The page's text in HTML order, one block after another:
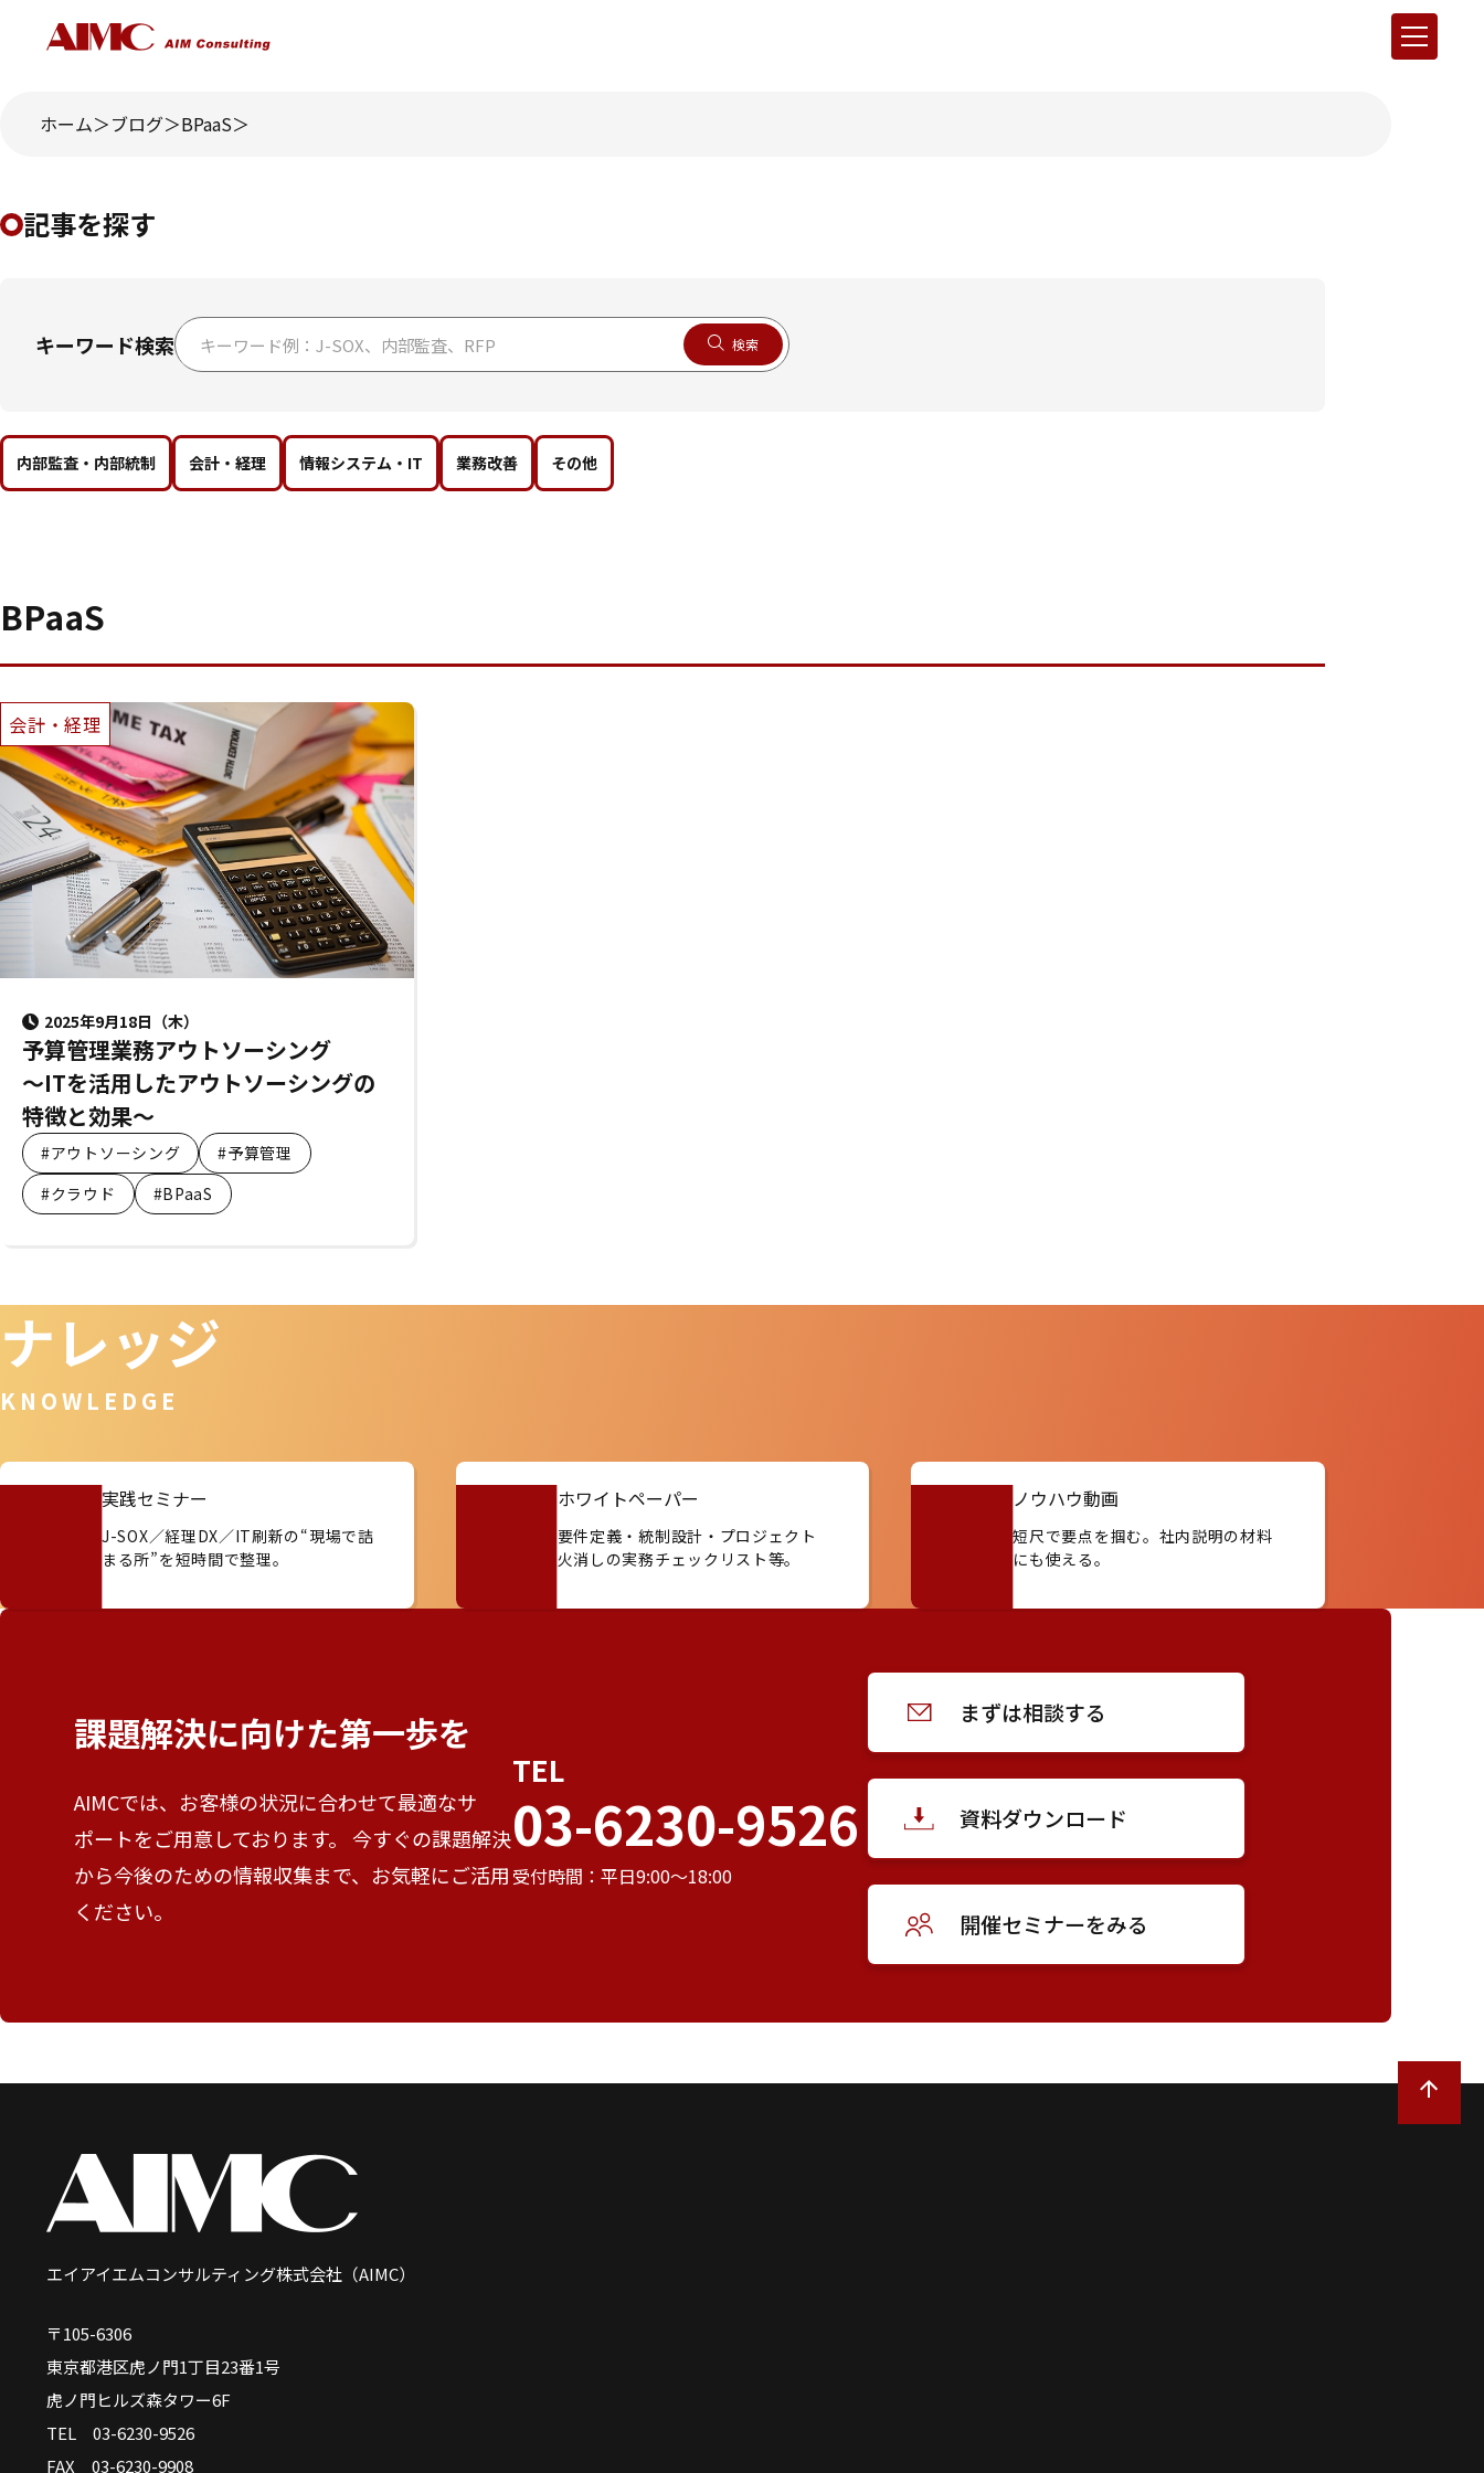
ホーム ブログ BPaaS
記事を探す
キーワード検索 検索
内部監査・内部統制 会計・経理 情報システム・IT 業務改善 その他
BPaaS
2025年9月18日（木）
予算管理業務アウトソーシング
～ITを活用したアウトソーシングの
特徴と効果～
会計・経理
#アウトソーシング
#予算管理
#クラウド
#BPaaS
ナレッジ
KNOWLEDGE
実践セミナー
J-SOX／経理DX／IT刷新の“現場で詰
まる所”を短時間で整理。
ホワイトペーパー
要件定義・統制設計・プロジェクト
火消しの実務チェックリスト等。
ノウハウ動画
短尺で要点を掴む。社内説明の材料
にも使える。
課題解決に向けた第一歩を
AIMCでは、お客様の状況に合わせて最適なサ
ポートをご用意しております。 今すぐの課題解決
から今後のための情報収集まで、お気軽にご活用
ください。
TEL
03-6230-9526
受付時間：平日9:00～18:00
まずは相談する
資料ダウンロード
開催セミナーをみる
エイアイエムコンサルティング株式会社（AIMC）
〒105-6306
東京都港区虎ノ門1丁目23番1号
虎ノ門ヒルズ森タワー6F
TEL 03-6230-9526
FAX 03-6230-9908